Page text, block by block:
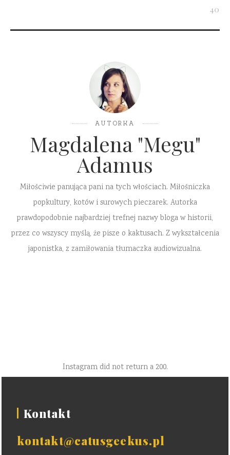
40
AUTORKA
Magdalena "Megu"
Adamus
Miłościwie panująca pani na tych włościach. Miłośniczka
popkultury, kotów i surowych pieczarek. Autorka
prawdopodobnie najbardziej trefnej nazwy bloga w historii,
przez co wszyscy myślą, że pisze o kaktusach. Z wykształcenia
japonistka, z zamiłowania tłumaczka audiowizualna.
Instagram did not return a 200.
Kontakt
kontakt@catusgeekus.pl